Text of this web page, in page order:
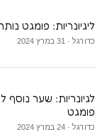
ליגיונריות: פומגט
כדורגל · 31 במרץ 2024
לגיונריות: שער נוסף
פומגט
כדורגל · 24 במרץ 2024